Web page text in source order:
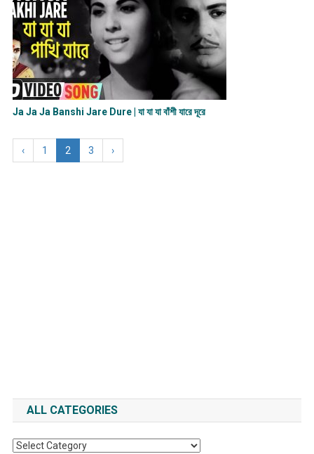
Ja Ja Ja Banshi Jare Dure | যা যা যা বাঁশী যারে দূরে
‹ 1 2 3 ›
ALL CATEGORIES
All